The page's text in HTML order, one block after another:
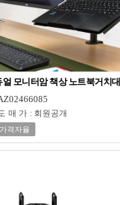
얼 모니터암 책상 노트북거치대
매가 : 회원공개
가격자율